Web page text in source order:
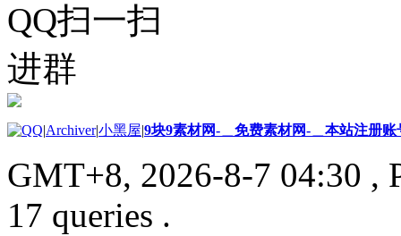
QQ扫一扫
进群
|Archiver|小黑屋|9块9素材网-＿免费素材网-＿本站注册账
GMT+8, 2026-8-7 04:30 ,
17 queries .